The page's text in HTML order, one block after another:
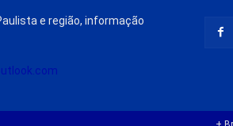
e região, informação